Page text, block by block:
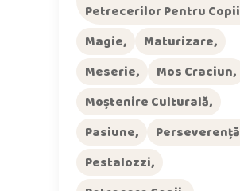
Petrecerilor Pentru Copii
Magie
Maturizare
Meserie
Mos Craciun
Moștenire Culturală
Pasiune
Perseverență
Pestalozzi